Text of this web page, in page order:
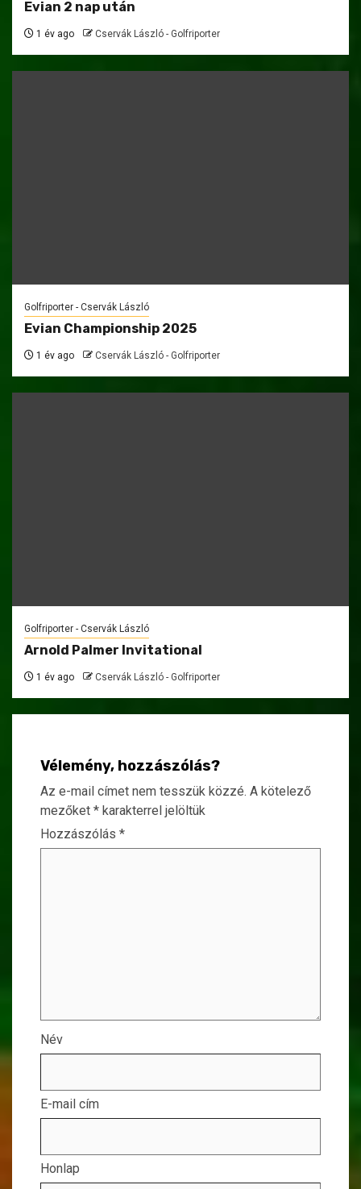
Evian 2 nap után
1 év ago Cservák László - Golfriporter
Golfriporter - Cservák László
Evian Championship 2025
1 év ago Cservák László - Golfriporter
Golfriporter - Cservák László
Arnold Palmer Invitational
1 év ago Cservák László - Golfriporter
Vélemény, hozzászólás?
Az e-mail címet nem tesszük közzé. A kötelező
mezőket * karakterrel jelöltük
Hozzászólás *
Név
E-mail cím
Honlap